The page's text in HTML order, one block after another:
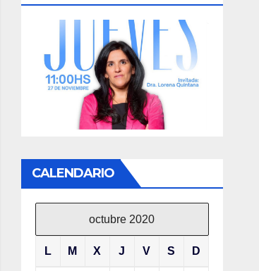
CALENDARIO
octubre 2020
L M X J V S D